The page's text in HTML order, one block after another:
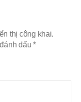
thị công khai.
dấu*